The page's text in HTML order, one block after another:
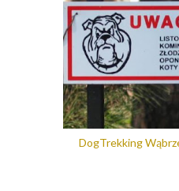
DogTrekking